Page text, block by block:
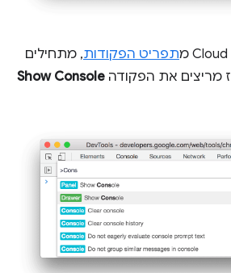
תפריט הפקודות, מתחילים
מריצים את הפקודה Show Console